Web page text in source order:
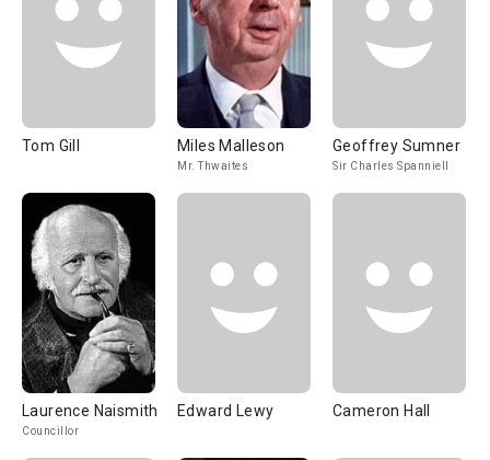
Tom Gill Miles Malleson
Mr. Thwaites
Geoffrey Sumner
Sir Charles Spanniell
Laurence Naismith
Councillor
Edward Lewy Cameron Hall